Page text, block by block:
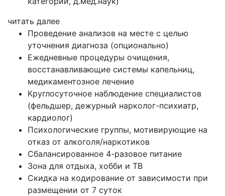
читать далее
Проведение анализов на месте с целью
уточнения диагноза (опционально)
Ежедневные процедуры очищения,
восстанавливающие системы капельниц,
медикаментозное лечение
Круглосуточное наблюдение специалистов
(фельдшер, дежурный нарколог-психиатр,
кардиолог)
Психологические группы, мотивирующие на
отказ от алкоголя/наркотиков
Сбалансированное 4-разовое питание
Зона для отдыха, хобби и ТВ
Скидка на кодирование от зависимости при
размещении от 7 суток